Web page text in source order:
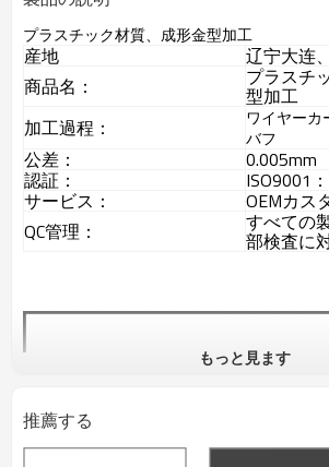
プラスチック材質、成形金型加工
産地
辽宁大连
商品名：
プラスチ
型加工
加工過程：
ワイヤーカ
バフ
公差： 0.005mm
認証： ISO9001
サービス：
OEMカス
QC管理：
すべての
部検査に
もっと見ます
推薦する